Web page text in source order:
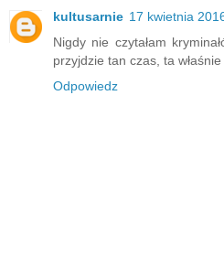
kultusarnie 17 kwietnia
Nigdy nie czytałam
przyjdzie tan czas, ta
Odpowiedz